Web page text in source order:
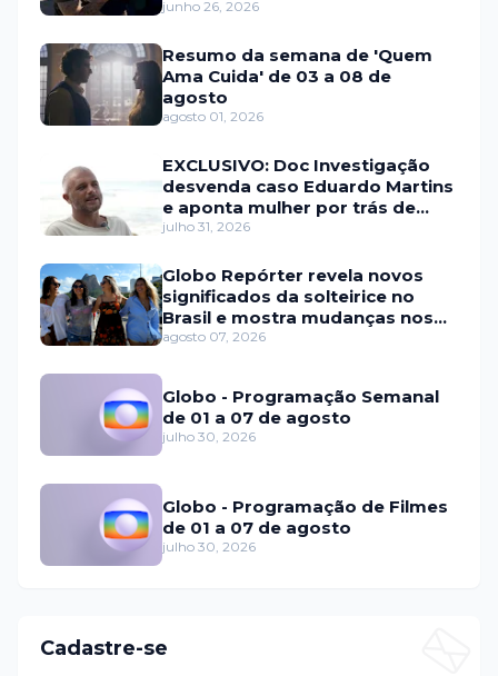
junho 26, 2026
Resumo da semana de 'Quem
Ama Cuida' de 03 a 08 de
agosto
agosto 01, 2026
EXCLUSIVO: Doc Investigação
desvenda caso Eduardo Martins
e aponta mulher por trás de
fraude internacional
julho 31, 2026
Globo Repórter revela novos
significados da solteirice no
Brasil e mostra mudanças nos
relacionamentos
agosto 07, 2026
Globo - Programação Semanal
de 01 a 07 de agosto
julho 30, 2026
Globo - Programação de Filmes
de 01 a 07 de agosto
julho 30, 2026
Cadastre-se